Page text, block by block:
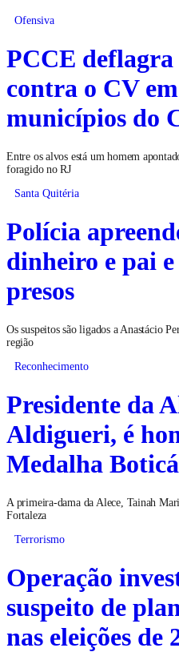
Ofensiva
PCCE deflagra
contra o CV
municípios do
Entre os alvos está um homem
foragido no RJ
Santa Quitéria
Polícia
dinheiro e pai
presos
Os suspeitos são ligados a Anastácio
região
Reconhecimento
Presidente da
Aldigueri, é
Medalha
A primeira-dama da Alece, Tainah
Fortaleza
Terrorismo
Operação
suspeito de
nas eleições de